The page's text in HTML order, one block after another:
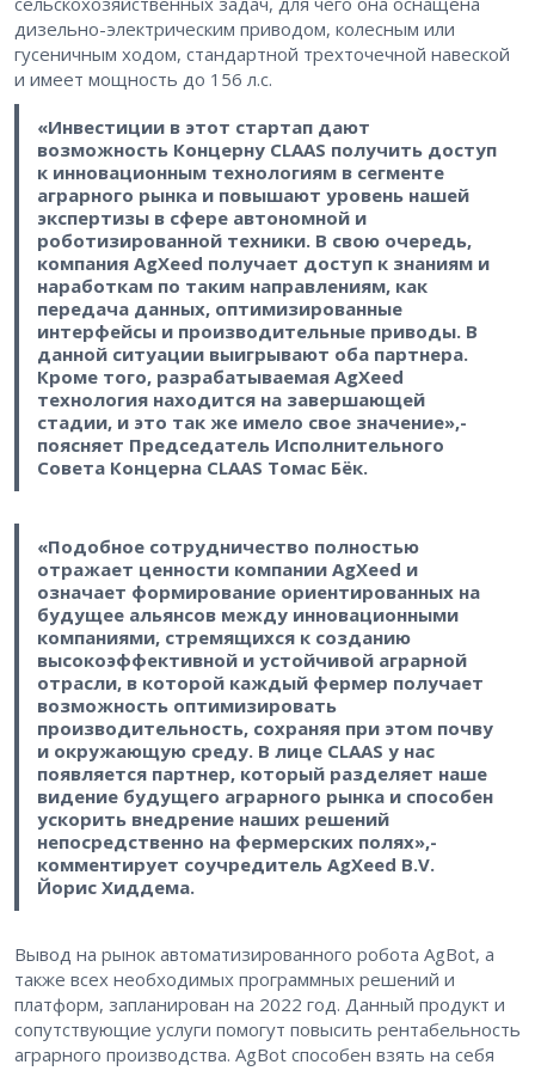
дизельно-электрическим приводом, колесным или
гусеничным ходом, стандартной трехточечной навеской
и имеет мощность до 156 л.с.
«Инвестиции в этот стартап дают
возможность Концерну CLAAS получить доступ
к инновационным технологиям в сегменте
аграрного рынка и повышают уровень нашей
экспертизы в сфере автономной и
роботизированной техники. В свою очередь,
компания AgXeed получает доступ к знаниям и
наработкам по таким направлениям, как
передача данных, оптимизированные
интерфейсы и производительные приводы. В
данной ситуации выигрывают оба партнера.
Кроме того, разрабатываемая AgXeed
технология находится на завершающей
стадии, и это так же имело свое значение»,-
поясняет Председатель Исполнительного
Совета Концерна CLAAS Томас Бёк.
«Подобное сотрудничество полностью
отражает ценности компании AgXeed и
означает формирование ориентированных на
будущее альянсов между инновационными
компаниями, стремящихся к созданию
высокоэффективной и устойчивой аграрной
отрасли, в которой каждый фермер получает
возможность оптимизировать
производительность, сохраняя при этом почву
и окружающую среду. В лице CLAAS у нас
появляется партнер, который разделяет наше
видение будущего аграрного рынка и способен
ускорить внедрение наших решений
непосредственно на фермерских полях»,-
комментирует соучредитель AgXeed B.V.
Йорис Хиддема.
Вывод на рынок автоматизированного робота AgBot, а
также всех необходимых программных решений и
платформ, запланирован на 2022 год. Данный продукт и
сопутствующие услуги помогут повысить рентабельность
аграрного производства. AgBot способен взять на себя